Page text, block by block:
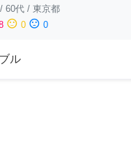
/ 60代 / 東京都
sentiment_neutral 0 sentiment_dissatisfied 0
ル